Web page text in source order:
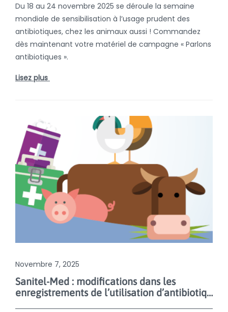
Du 18 au 24 novembre 2025 se déroule la semaine
mondiale de sensibilisation à l’usage prudent des
antibiotiques, chez les animaux aussi ! Commandez
dès maintenant votre matériel de campagne « Parlons
antibiotiques ».
Lisez plus
Novembre 7, 2025
Sanitel-Med : modifications dans les
enregistrements de l’utilisation d’antibiotiques à partir du 1er janvier 2026